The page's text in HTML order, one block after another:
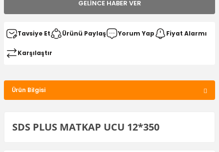
GELINCE HABER VER
Tavsiye Et Ürünü Paylaş Yorum Yap Fiyat Alarmı
Karşılaştır
Ürün Bilgisi
SDS PLUS MATKAP UCU 12*350